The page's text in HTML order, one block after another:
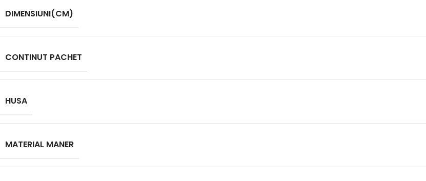
DIMENSIUNI(CM)
CONTINUT PACHET
HUSA
MATERIAL MANER